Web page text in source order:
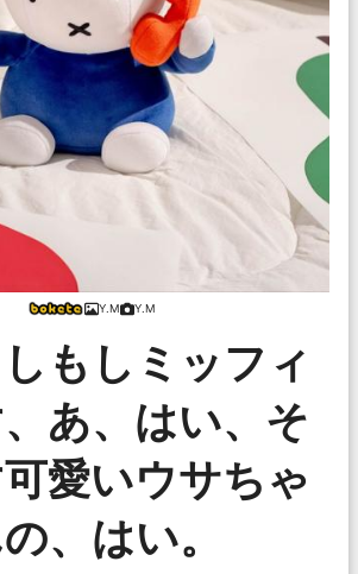
Y.M Y.M
もしミッフィ
あ、はい、そ
愛いウサちゃ
、はい。